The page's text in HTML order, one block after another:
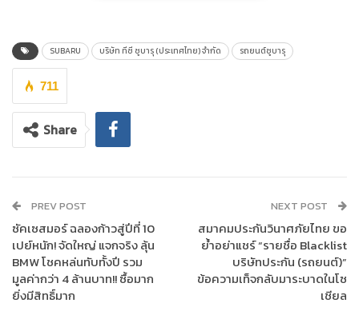
สามารถแสดงรหัสสิทธิพิเศษ Privilege Code ต่อเจ้าหน้าที่
เพื่อรับน้ำมันเครื่อง MI-Tech ฟรี 1 ลิตร เมื่อลูกค้าเข้ารับ
บริการเปลี่ยนถ่ายน้ำมันเครื่องที่ศูนย์บริการซูบารุทั่วประเทศ
นอกจากนี้ลูกค้ายังมีโอกาสลุ้นรับแพ็กเกจบำรุงรักษาฟรี 1 ปี*
รางวัลครอบคลุมน้ำมันหล่อลื่นและชิ้นส่วนสำหรับการบำรุง
รักษาสองครั้ง (มูลค่าสูงสุดไม่เกิน 15,000 บาท) และสินค้า
www.facebook.com/subaruasiath
ในวันที่ 15 ของทุกเดือน ผู้ที่
สนใจสามารถเข้าร่วมแคมเปญ Keep your Subaru performing AT
ITS BEST ได้ถึง 30 มิถุนายน 2565
ค้นหาข้อมูลเพิ่มเติมเกี่ยวกับรถยนต์ซูบารุรุ่นต่างๆ ได้ที่
www.subaru.asia
SUBARU บริษัท ทีซี ซูบารุ (ประเทศไทย) จำกัด รถยนต์ซูบารุ
711
Share
PREV POST
ซัคเซสมอร์ ฉลองก้าวสู่ปีที่ 10
เปย์หนัก! จัดใหญ่ แจกจริง ลุ้น
BMW โชคหล่นทับทั้งปี รวม
มูลค่ากว่า 4 ล้านบาท!! ซื้อมาก
ยิ่งมีสิทธิ์มาก
NEXT POST
สมาคมประกันวินาศภัยไทย ขอ
ย้ำอย่าแชร์ “รายชื่อ Blacklist
บริษัทประกัน (รถยนต์)”
ข้อความเท็จกลับมาระบาดในโซ
เชียล